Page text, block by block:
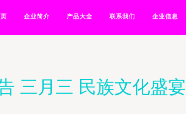
企业简介 产品大全 联系我们 企业信息
三月三 民族文化盛宴